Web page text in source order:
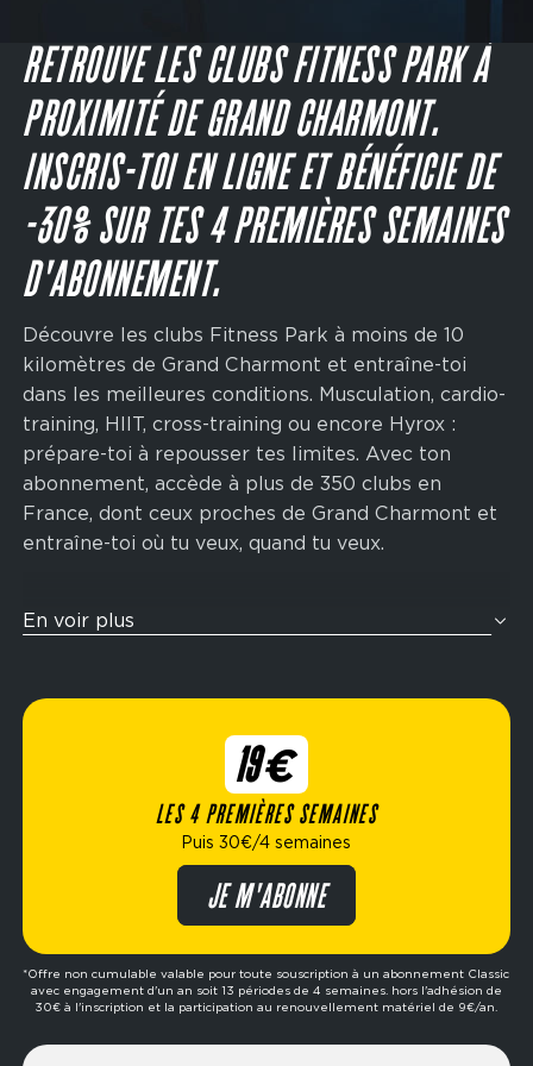
CTA
JE M'INSCRIS
RETROUVE LES CLUBS FITNESS PARK À
PROXIMITÉ DE GRAND CHARMONT.
INSCRIS-TOI EN LIGNE ET BÉNÉFICIE DE
-30% SUR TES 4 PREMIÈRES SEMAINES
D'ABONNEMENT.
Découvre les clubs Fitness Park à moins de 10
kilomètres de Grand Charmont et entraîne-toi
dans les meilleures conditions. Musculation, cardio-
training, HIIT, cross-training ou encore Hyrox :
prépare-toi à repousser tes limites. Avec ton
abonnement, accède à plus de 350 clubs en
France, dont ceux proches de Grand Charmont et
entraîne-toi où tu veux, quand tu veux.
En voir plus
Tu veux t’entraîner comme un athlète ? Nos zones
cross-training sont pensées pour te challenger
la compétition Hyrox : rameur, wall balls, sled
push, ski-erg et bien plus encore. Idéal pour
améliorer ton endurance, ta force et ta condition
Élue meilleure marque de fitness de l’année,
Fitness Park propose des formules flexibles
adaptées à ton mode de vie : abonnement dès
19€/4 semaines, options avec ou sans engagement,
formule premium, etc. Prêt à passer à l’action ?
Réserve ta séance d’essai gratuite dans le club de
19€
LES 4 PREMIÈRES SEMAINES
Puis 30€/4 semaines
JE M'ABONNE
*Offre non cumulable valable pour toute souscription à un abonnement Classic
avec engagement d'un an soit 13 périodes de 4 semaines. hors l'adhésion de
30€ à l'inscription et la participation au renouvellement matériel de 9€/an.